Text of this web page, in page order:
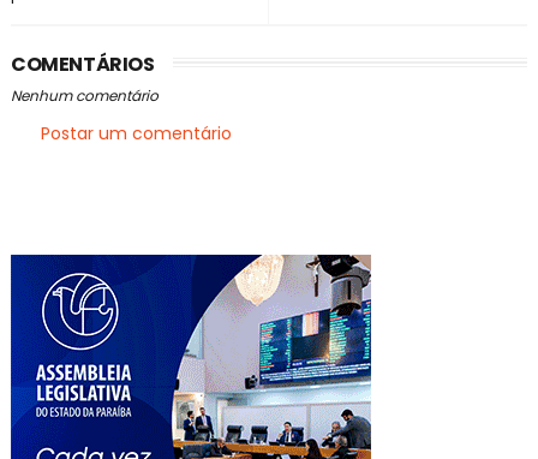
COMENTÁRIOS
Nenhum comentário
Postar um comentário